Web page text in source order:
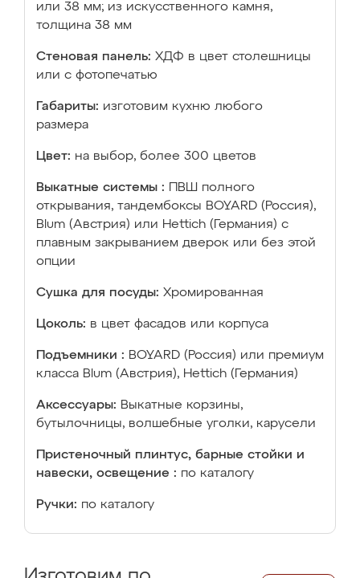
или 38 мм; из искусственного камня,
толщина 38 мм
Стеновая панель: ХДФ в цвет столешницы
или с фотопечатью
Габариты: изготовим кухню любого
размера
Цвет: на выбор, более 300 цветов
Выкатные системы :
ПВШ полного
открывания, тандембоксы BOYARD (Россия),
Blum (Австрия) или Hettich (Германия) с
плавным закрыванием дверок или без этой
опции
Сушка для посуды: Хромированная
Цоколь: в цвет фасадов или корпуса
Подъемники : BOYARD (Россия) или премиум
класса Blum (Австрия), Hettich (Германия)
Аксессуары: Выкатные корзины,
бутылочницы, волшебные уголки, карусели
Пристеночный плинтус, барные стойки и
навески, освещение : по каталогу
Ручки: по каталогу